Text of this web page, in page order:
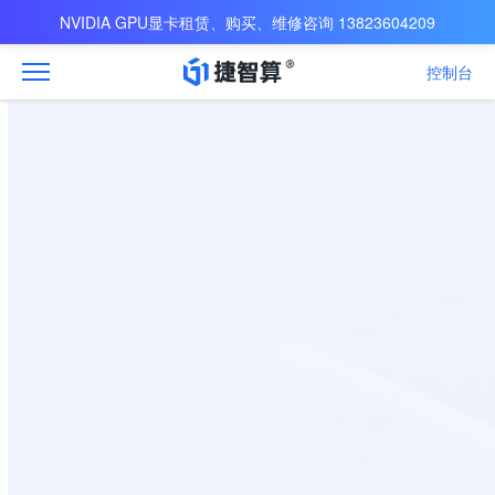
NVIDIA GPU显卡租赁、购买、维修咨询 13823604209
控制台